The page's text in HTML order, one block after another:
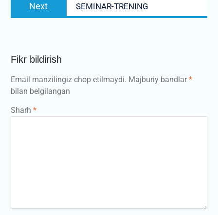
Next
post:
SEMINAR-TRENING
Fikr bildirish
Email manzilingiz chop etilmaydi. Majburiy bandlar*
bilan belgilangan
Sharh *